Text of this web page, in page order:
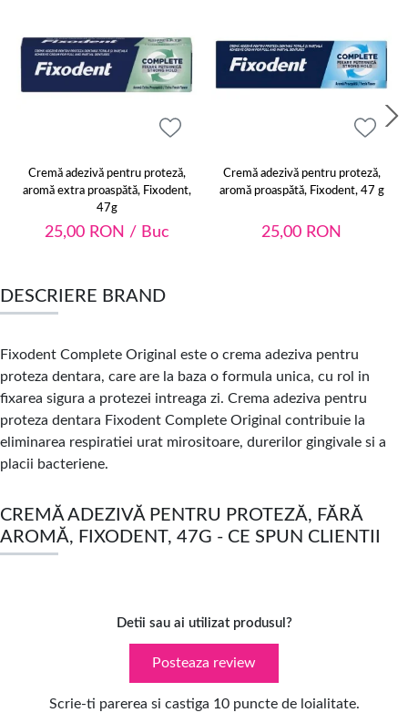
Cremă adezivă pentru proteză,
aromă extra proaspătă, Fixodent,
47g
25,00 RON / Buc
Cremă adezivă pentru proteză,
aromă proaspătă, Fixodent, 47 g
25,00 RON
DESCRIERE BRAND
Fixodent Complete Original este o crema adeziva pentru
proteza dentara, care are la baza o formula unica, cu rol in
fixarea sigura a protezei intreaga zi. Crema adeziva pentru
proteza dentara Fixodent Complete Original contribuie la
eliminarea respiratiei urat mirositoare, durerilor gingivale si a
placii bacteriene.
CREMĂ ADEZIVĂ PENTRU PROTEZĂ, FĂRĂ
AROMĂ, FIXODENT, 47G - CE SPUN CLIENTII
Detii sau ai utilizat produsul?
Posteaza review
Scrie-ti parerea si castiga 10 puncte de loialitate.